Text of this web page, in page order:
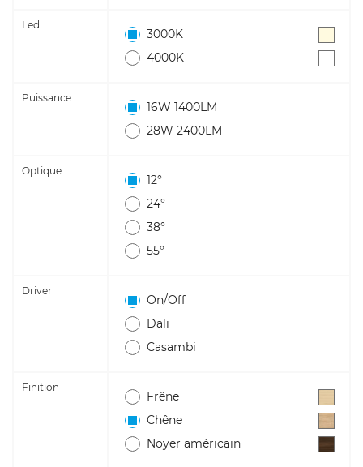
Led
3000K
4000K
Puissance
16W 1400LM
28W 2400LM
Optique
12°
24°
38°
55°
Driver
On/Off
Dali
Casambi
Finition
Frêne
Chêne
Noyer américain